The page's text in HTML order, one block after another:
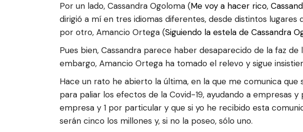
Por un lado, Cassandra Ogoloma (Me voy a hacer rico,
dirigió a mí en tres idiomas diferentes, desde distintos lugares
por otro, Amancio Ortega (Siguiendo la estela de Cassandra
Pues bien, Cassandra parece haber desaparecido de la faz
embargo, Amancio Ortega ha tomado el relevo y sigue
Hace un rato he abierto la última, en la que me comunica
para paliar los efectos de la Covid-19, ayudando a empresas
empresa y 1 por particular y que si yo he recibido esta
serán cinco los millones y, si no la poseo, sólo uno.